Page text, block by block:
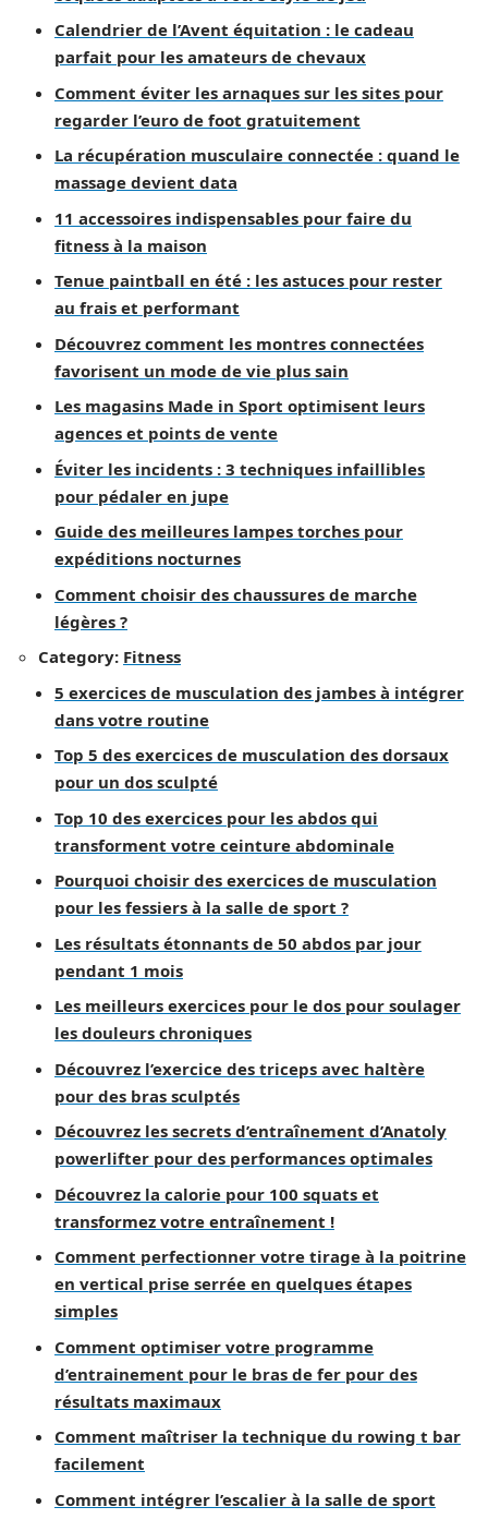
Calendrier de l’Avent équitation : le cadeau
parfait pour les amateurs de chevaux
Comment éviter les arnaques sur les sites pour
regarder l’euro de foot gratuitement
La récupération musculaire connectée : quand le
massage devient data
11 accessoires indispensables pour faire du
fitness à la maison
Tenue paintball en été : les astuces pour rester
au frais et performant
Découvrez comment les montres connectées
favorisent un mode de vie plus sain
Les magasins Made in Sport optimisent leurs
agences et points de vente
Éviter les incidents : 3 techniques infaillibles
pour pédaler en jupe
Guide des meilleures lampes torches pour
expéditions nocturnes
Comment choisir des chaussures de marche
légères ?
Category: Fitness
5 exercices de musculation des jambes à intégrer
dans votre routine
Top 5 des exercices de musculation des dorsaux
pour un dos sculpté
Top 10 des exercices pour les abdos qui
transforment votre ceinture abdominale
Pourquoi choisir des exercices de musculation
pour les fessiers à la salle de sport ?
Les résultats étonnants de 50 abdos par jour
pendant 1 mois
Les meilleurs exercices pour le dos pour soulager
les douleurs chroniques
Découvrez l’exercice des triceps avec haltère
pour des bras sculptés
Découvrez les secrets d’entraînement d’Anatoly
powerlifter pour des performances optimales
Découvrez la calorie pour 100 squats et
transformez votre entraînement !
Comment perfectionner votre tirage à la poitrine
en vertical prise serrée en quelques étapes
simples
Comment optimiser votre programme
d’entrainement pour le bras de fer pour des
résultats maximaux
Comment maîtriser la technique du rowing t bar
facilement
Comment intégrer l’escalier à la salle de sport